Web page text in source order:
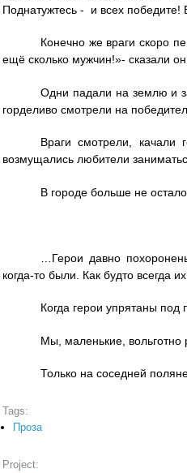
Поднатужтесь -
и всех победите!
Конечно же враги скоро
ещё сколько мужчин!»- сказали
Одни падали на землю и
горделиво смотрели на
Враги смотрели, качали
возмущались любители
В городе больше не
…Герои давно
когда-то были. Как будто всегда
Когда герои упрятаны
Мы, маленькие, вольготно
Только на соседней
Tags:
Проза
Project: